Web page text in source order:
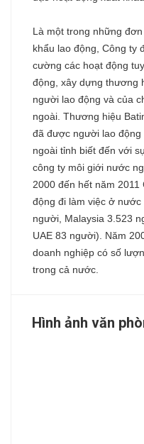
Là một trong những
khẩu lao động, Công ty
cường các hoạt động
động, xây dựng thương
người lao động và của
ngoài. Thương hiệu
đã được người lao
ngoài tỉnh biết đến với
công ty môi giới nước
2000 đến hết năm
động đi làm việc ở
người, Malaysia 3.523
UAE 83 người). Năm
doanh nghiệp có số
trong cả nước.
Hình ảnh văn